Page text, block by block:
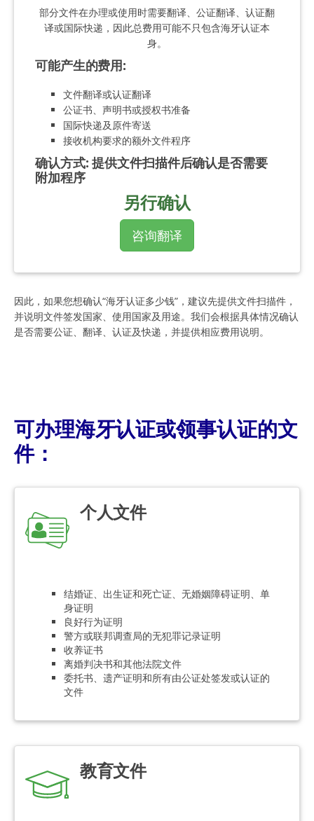
部分文件在办理或使用时需要翻译、公证翻译、认证翻
译或国际快递，因此总费用可能不只包含海牙认证本
身。
可能产生的费用:
文件翻译或认证翻译
公证书、声明书或授权书准备
国际快递及原件寄送
接收机构要求的额外文件程序
确认方式:提供文件扫描件后确认是否需要
附加程序
另行确认
咨询翻译
因此，如果您想确认“海牙认证多少钱”，建议先提供文件扫描件，
并说明文件签发国家、使用国家及用途。我们会根据具体情况确认
是否需要公证、翻译、认证及快递，并提供相应费用说明。
可办理海牙认证或领事认证的文
件：
个人文件
结婚证、出生证和死亡证、无婚姻障碍证明、单
身证明
良好行为证明
警方或联邦调查局的无犯罪记录证明
收养证书
离婚判决书和其他法院文件
委托书、遗产证明和所有由公证处签发或认证的
文件
教育文件